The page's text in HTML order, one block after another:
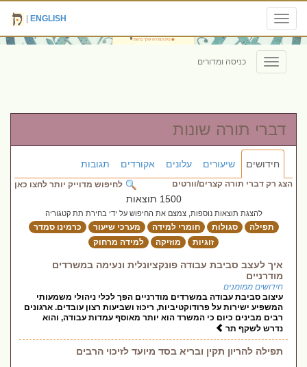
Toggle
navigation
ENGLISH
Toggle
navigation
כניסה ומדורים
דברי תורה שונות
חידושים שיעורים עלונים אקורדים תגובות
לחיפוש מדוייק יותר לחצו כאן הצג רק דברי תורה קצרים/וורטים
1500 תוצאות
להצגת תוצאות נוספות, צמצם את החיפוש על ידי בחירת תת קטגוריה
תפילה סגולות חומרי למידה מערכי שיעור
כרמינו סמדר
זוגיות
מוזיקה למידה מרחוק
איך לעצב סביבת עבודה פונקציונלית ונעימה במשרדים
מודרניים
חידושים ממומנים
עיצוב סביבת עבודה במשרדים מודרניים הפך לכלי ניהולי משמעותי
המשפיע ישירות על פרודוקטיביות, ריכוז ושביעות רצון עובדים. ארגונים
רבים מבינים כיום כי המשרד הוא יותר מאוסף עמדות עבודה, והוא
נדרש לשקף תר
תפילה להריון תקין ובריא בסד מיועד לזיכוי הרבים